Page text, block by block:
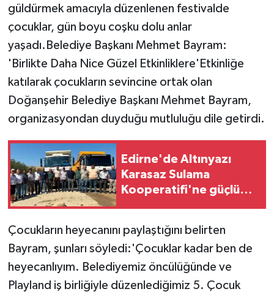
güldürmek amacıyla düzenlenen festivalde
çocuklar, gün boyu coşku dolu anlar
yaşadı.Belediye Başkanı Mehmet Bayram:
'Birlikte Daha Nice Güzel Etkinliklere'Etkinliğe
katılarak çocukların sevincine ortak olan
Doğanşehir Belediye Başkanı Mehmet Bayram,
organizasyondan duyduğu mutluluğu dile getirdi.
Edirne'de Altınyazı
Karasaz Sulama
Kooperatifi'ne güçlü
Çocukların heyecanını paylaştığını belirten
Bayram, şunları söyledi:'Çocuklar kadar ben de
heyecanlıyım. Belediyemiz öncülüğünde ve
Playland iş birliğiyle düzenlediğimiz 5. Çocuk